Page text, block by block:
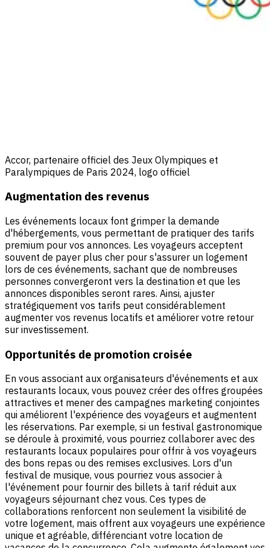
Accor, partenaire officiel des Jeux Olympiques et
Paralympiques de Paris 2024, logo officiel
Augmentation des revenus
Les événements locaux font grimper la demande
d'hébergements, vous permettant de pratiquer des tarifs
premium pour vos annonces. Les voyageurs acceptent
souvent de payer plus cher pour s'assurer un logement
lors de ces événements, sachant que de nombreuses
personnes convergeront vers la destination et que les
annonces disponibles seront rares. Ainsi, ajuster
stratégiquement vos tarifs peut considérablement
augmenter vos revenus locatifs et améliorer votre retour
sur investissement.
Opportunités de promotion croisée
En vous associant aux organisateurs d'événements et aux
restaurants locaux, vous pouvez créer des offres groupées
attractives et mener des campagnes marketing conjointes
qui améliorent l'expérience des voyageurs et augmentent
les réservations. Par exemple, si un festival gastronomique
se déroule à proximité, vous pourriez collaborer avec des
restaurants locaux populaires pour offrir à vos voyageurs
des bons repas ou des remises exclusives. Lors d'un
festival de musique, vous pourriez vous associer à
l'événement pour fournir des billets à tarif réduit aux
voyageurs séjournant chez vous. Ces types de
collaborations renforcent non seulement la visibilité de
votre logement, mais offrent aux voyageurs une expérience
unique et agréable, différenciant votre location de